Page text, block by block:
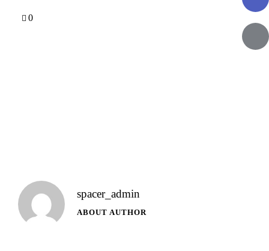
0
spacer_admin
ABOUT AUTHOR